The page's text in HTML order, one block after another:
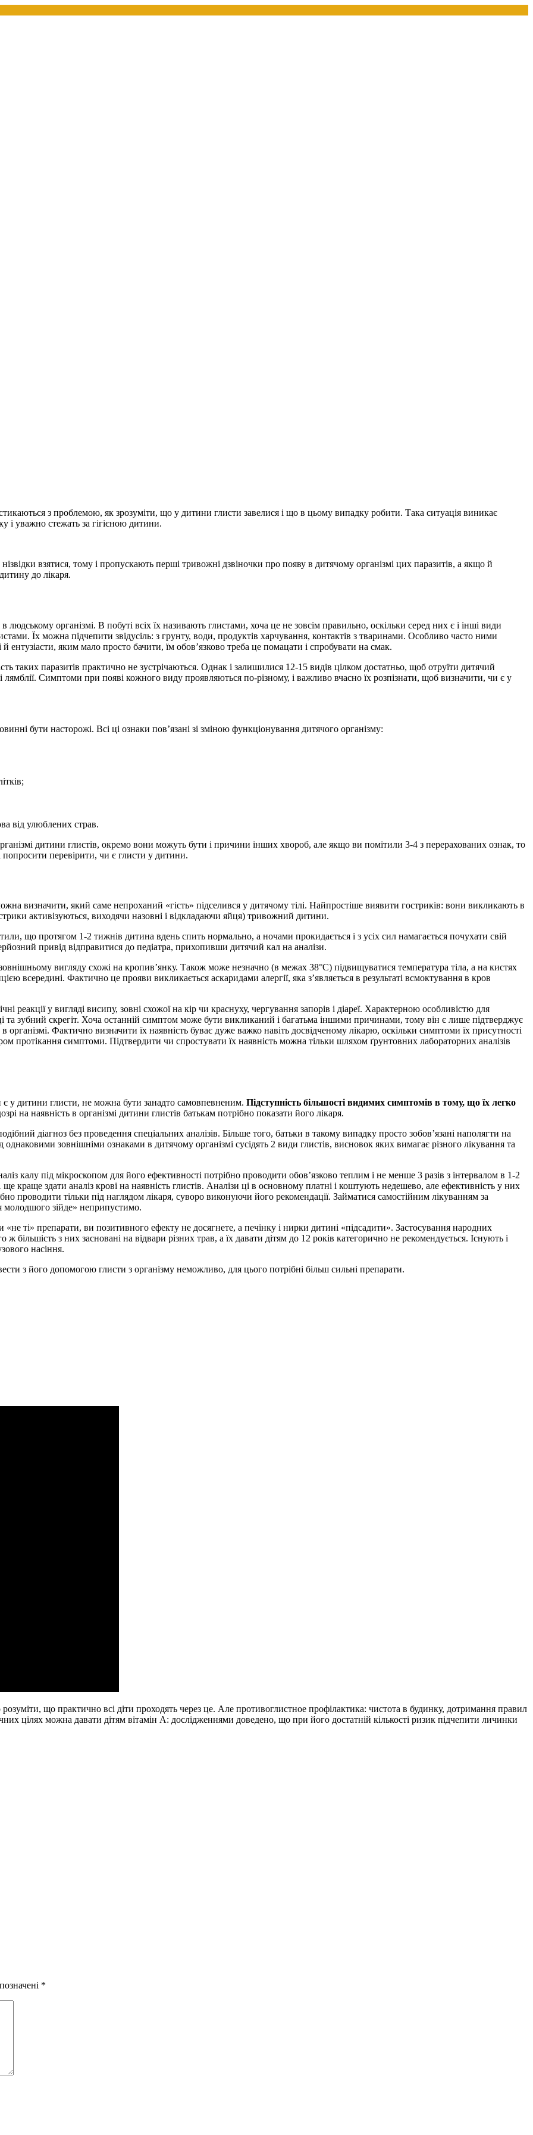
з проблемою, як зрозуміти, що у дитини глисти завелися і що в цьому випадку робити. Така ситуація виникає
і уважно стежать за гігієною дитини.
взятися, тому і пропускають перші тривожні дзвіночки про появу в дитячому організмі цих паразитів, а якщо й
до лікаря.
організмі. В побуті всіх їх називають глистами, хоча це не зовсім правильно, оскільки серед них є і інші види
Їх можна підчепити звідусіль: з грунту, води, продуктів харчування, контактів з тваринами. Особливо часто ними
ентузіасти, яким мало просто бачити, їм обов’язково треба це помацати і спробувати на смак.
таких паразитів практично не зустрічаються. Однак і залишилися 12-15 видів цілком достатньо, щоб отруїти дитячий
лямблії. Симптоми при появі кожного виду проявляються по-різному, і важливо вчасно їх розпізнати, щоб визначити, чи є у
бути насторожі. Всі ці ознаки пов’язані зі зміною функціонування дитячого організму:
від улюблених страв.
дитини глистів, окремо вони можуть бути і причини інших хвороб, але якщо ви помітили 3-4 з перерахованих ознак, то
перевірити, чи є глисти у дитини.
визначити, який саме непроханий «гість» підселився у дитячому тілі. Найпростіше виявити гостриків: вони викликають в
активізуються, виходячи назовні і відкладаючи яйця) тривожний дитини.
що протягом 1-2 тижнів дитина вдень спить нормально, а ночами прокидається і з усіх сил намагається почухати свій
привід відправитися до педіатра, прихопивши дитячий кал на аналізи.
вигляду схожі на кропив’янку. Також може незначно (в межах 38°С) підвищуватися температура тіла, а на кистях
всередині. Фактично це прояви викликається аскаридами алергії, яка з’являється в результаті всмоктування в кров
реакції у вигляді висипу, зовні схожої на кір чи краснуху, чергування запорів і діареї. Характерною особливістю для
та зубний скрегіт. Хоча останній симптом може бути викликаний і багатьма іншими причинами, тому він є лише підтверджує
Фактично визначити їх наявність буває дуже важко навіть досвідченому лікарю, оскільки симптоми їх присутності
протікання симптоми. Підтвердити чи спростувати їх наявність можна тільки шляхом ґрунтовних лабораторних аналізів
у дитини глисти, не можна бути занадто самовпевненим. Підступність більшості видимих симптомів в тому, що їх легко
на наявність в організмі дитини глистів батькам потрібно показати його лікаря.
діагноз без проведення спеціальних аналізів. Більше того, батьки в такому випадку просто зобов’язані наполягти на
зовнішніми ознаками в дитячому організмі сусідять 2 види глистів, висновок яких вимагає різного лікування та
калу під мікроскопом для його ефективності потрібно проводити обов’язково теплим і не менше 3 разів з інтервалом в 1-2
краще здати аналіз крові на наявність глистів. Аналізи ці в основному платні і коштують недешево, але ефективність у них
проводити тільки під наглядом лікаря, суворо виконуючи його рекомендації. Займатися самостійним лікуванням за
молодшого зійде» неприпустимо.
ті» препарати, ви позитивного ефекту не досягнете, а печінку і нирки дитині «підсадити». Застосування народних
більшість з них засновані на відвари різних трав, а їх давати дітям до 12 років категорично не рекомендується. Існують і
насіння.
з його допомогою глисти з організму неможливо, для цього потрібні більш сильні препарати.
що практично всі діти проходять через це. Але противоглистное профілактика: чистота в будинку, дотримання правил
цілях можна давати дітям вітамін А: дослідженнями доведено, що при його достатній кількості ризик підчепити личинки
*